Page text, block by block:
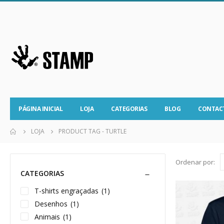
PÁGINA INICIAL LOJA CATEGORIAS BLOG
LOJA PRODUCT TAG -TURTLE
Ordenar por:
CATEGORIAS
T-shirts engraçadas (1)
Desenhos (1)
Animais (1)